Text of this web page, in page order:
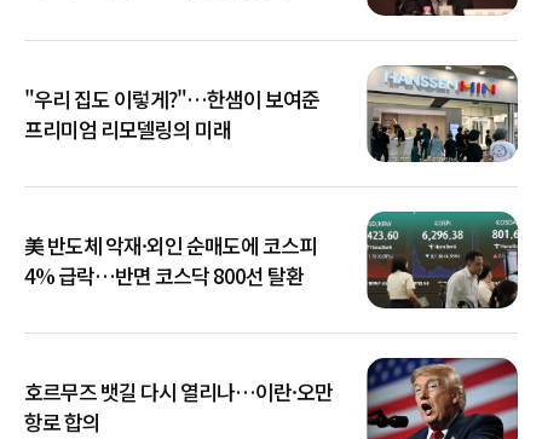
"우리 집도 이렇게?"…한샘이 보여준
프리미엄 리모델링의 미래
美 반도체 악재·외인 순매도에 코스피
4% 급락…반면 코스닥 800선 탈환
호르무즈 뱃길 다시 열리나…이란·오만
항로 합의